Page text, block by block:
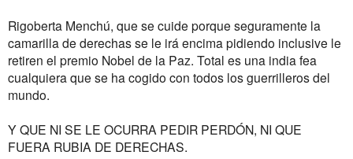
Rigoberta Menchú, que se cuide porque seguramente la
camarilla de derechas se le irá encima pidiendo inclusive le
retiren el premio Nobel de la Paz. Total es una india fea
cualquiera que se ha cogido con todos los guerrilleros del
mundo.
Y QUE NI SE LE OCURRA PEDIR PERDÓN, NI QUE
FUERA RUBIA DE DERECHAS.